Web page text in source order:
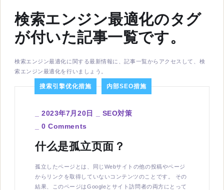
検索エンジン最適化のタグ
が付いた記事一覧です。
検索エンジン最適化に関する最新情報に、記事一覧からアクセスして、検
索エンジン最適化を行いましょう。
搜索引擎优化措施 内部SEO措施
_2023年7月20日
SEO対策
_0 Comments
什么是孤立页面？
孤立したページとは、同じWebサイトの他の投稿やページ
からリンクを取得していないコンテンツのことです。 その
結果、このページはGoogleとサイト訪問者の両方にとって